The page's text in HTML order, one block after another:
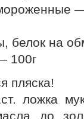
белок на
100г
пляска!
ложка
до